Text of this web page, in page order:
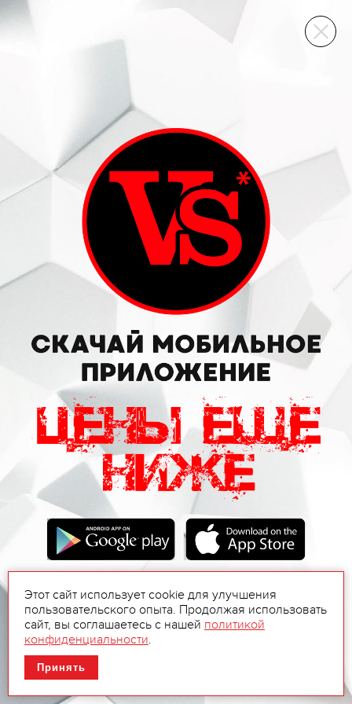
ВИННЫЙ СКЛАД
Этот сайт использует cookie для улучшения
пользовательского опыта. Продолжая использовать
сайт, вы соглашаетесь с нашей политикой
конфиденциальности.
Принять